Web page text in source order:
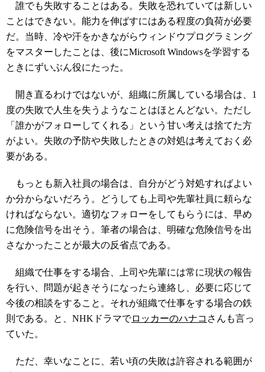
誰でも失敗することはある。失敗を恐れていては新しい
ことはできない。能力を伸ばすにはある程度の負荷が必要
だ。当時、冷や汗をかきながらウィンドウプログラミング
をマスターしたことは、後にMicrosoft Windowsを学習する
ときにずいぶん役にたった。
開き直るわけではないが、組織に所属している場合は、1
度の失敗で人生を失うようなことはほとんどない。ただし
「誰かがフォローしてくれる」という甘い考えは捨てた方
がよい。失敗の予防や失敗したときの対処は考えておく必
要がある。
もっとも新入社員の場合は、自分がどう対処すればよい
か分からないだろう。どうしても上司や先輩社員に頼らな
ければならない。適切なフォローをしてもらうには、早め
に危険信号を出そう。筆者の場合は、明確な危険信号を出
さなかったことが最大の反省点である。
組織で仕事をする場合、上司や先輩には常に現状の報告
を行い、問題が起きそうになったら連絡し、必要に応じて
今後の相談をすること。それが組織で仕事をする場合の鉄
則である。と、NHKドラマでロッカーのハナコ さんも言っ
ていた。
ただ、幸いなことに、若い頃の失敗は許容される範囲が